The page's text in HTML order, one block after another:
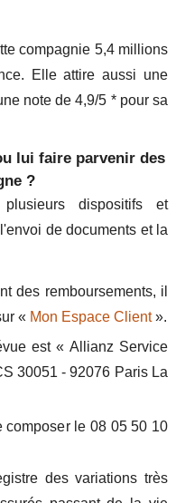
compagnie 5,4 millions
Elle attire aussi une
note de 4,9/5 * pour sa
lui faire parvenir des
?
dispositifs et
de documents et la
des remboursements, il
« Mon Espace Client».
est « Allianz Service
30051 - 92076 Paris La
composer le 08 05 50 10
des variations très